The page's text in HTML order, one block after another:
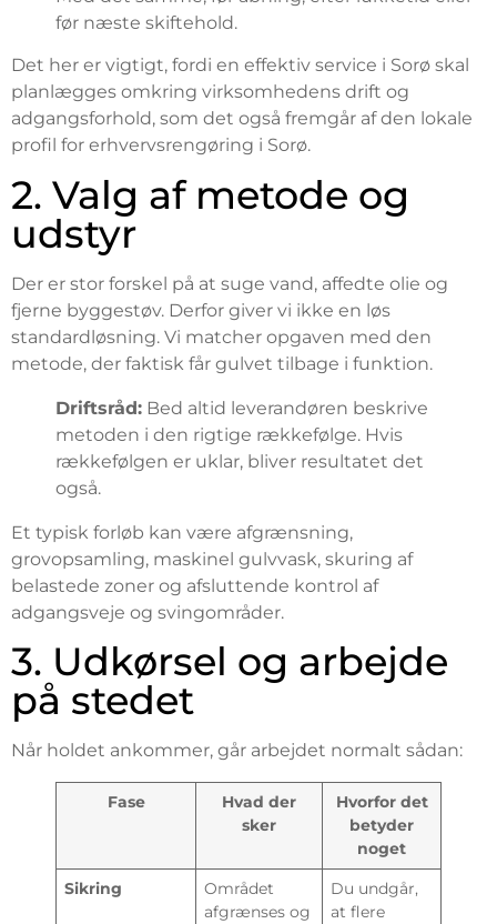
før næste skiftehold.
Det her er vigtigt, fordi en effektiv service i Sorø skal
planlægges omkring virksomhedens drift og
adgangsforhold, som det også fremgår af den lokale
profil for erhvervsrengøring i Sorø.
2. Valg af metode og
udstyr
Der er stor forskel på at suge vand, affedte olie og
fjerne byggestøv. Derfor giver vi ikke en løs
standardløsning. Vi matcher opgaven med den
metode, der faktisk får gulvet tilbage i funktion.
Driftsråd: Bed altid leverandøren beskrive
metoden i den rigtige rækkefølge. Hvis
rækkefølgen er uklar, bliver resultatet det
også.
Et typisk forløb kan være afgrænsning,
grovopsamling, maskinel gulvvask, skuring af
belastede zoner og afsluttende kontrol af
adgangsveje og svingområder.
3. Udkørsel og arbejde
på stedet
Når holdet ankommer, går arbejdet normalt sådan:
Fase
Hvad der
sker
Hvorfor det
betyder
noget
Sikring
Området
afgrænses og
Du undgår,
at flere